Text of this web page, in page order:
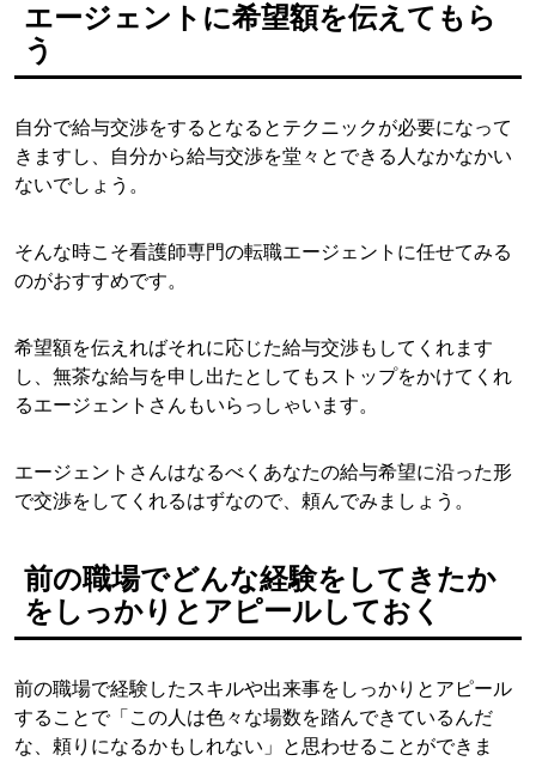
エージェントに希望額を伝えてもら
う
自分で給与交渉をするとなるとテクニックが必要になって
きますし、自分から給与交渉を堂々とできる人なかなかい
ないでしょう。
そんな時こそ看護師専門の転職エージェントに任せてみる
のがおすすめです。
希望額を伝えればそれに応じた給与交渉もしてくれます
し、無茶な給与を申し出たとしてもストップをかけてくれ
るエージェントさんもいらっしゃいます。
エージェントさんはなるべくあなたの給与希望に沿った形
で交渉をしてくれるはずなので、頼んでみましょう。
前の職場でどんな経験をしてきたか
をしっかりとアピールしておく
前の職場で経験したスキルや出来事をしっかりとアピール
することで「この人は色々な場数を踏んできているんだ
な、頼りになるかもしれない」と思わせることができま